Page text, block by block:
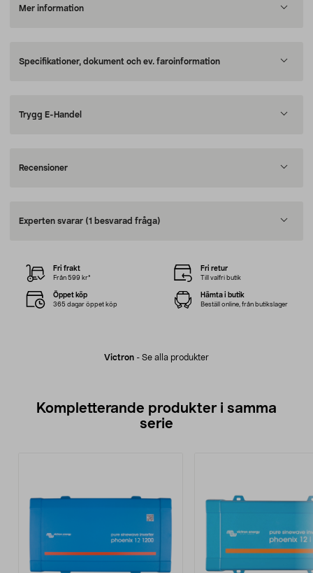
Mer information
Specifikationer, dokument och ev. faroinformation
Trygg E-Handel
Recensioner
Experten svarar (1 besvarad fråga)
Victron - Se alla produkter
Fri frakt
Från 599 kr*
Fri retur
Till valfri butik
Öppet köp
365 dagar öppet köp
Hämta i butik
Beställ online, från butikslager
Kompletterande produkter i samma
serie